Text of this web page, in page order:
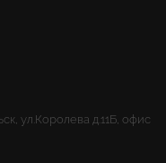
ул.Королева д.11Б, офис